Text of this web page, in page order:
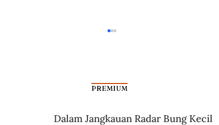
PREMIUM
Dalam Jangkauan Radar Bung Kecil